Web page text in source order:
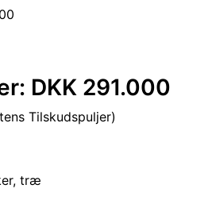
DKK 291.000
Tilskudspuljer)
træ